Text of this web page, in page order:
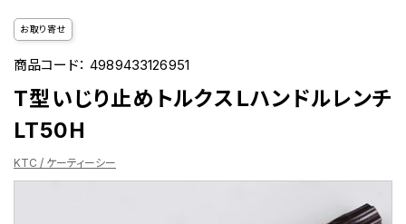
お取り寄せ
商品コード：4989433126951
T型いじり止めトルクスＬハンドルレンチ
LT50H
KTC / ケーティーシー